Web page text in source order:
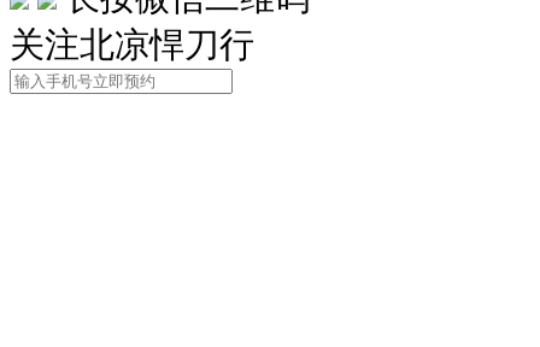
关注北凉悍刀行